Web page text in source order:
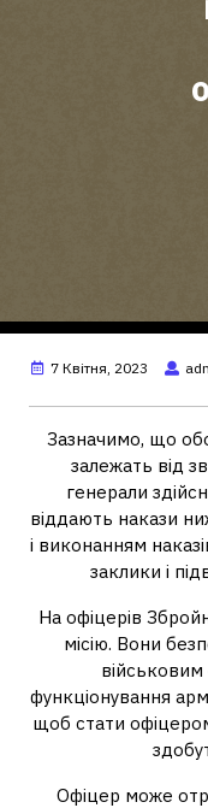
7 Квітня, 2023
Зазначимо, що
залежать від
генерали
віддають накази
і виконанням
заклики і
На офіцерів
місію. Вони
функціонування
щоб стати
Офіцер може